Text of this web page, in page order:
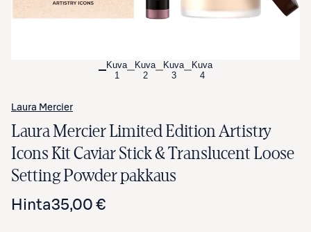
Kuva
1
Kuva
2
Kuva
3
Kuva
4
Laura Mercier
Laura Mercier Limited Edition Artistry
Icons Kit Caviar Stick & Translucent Loose
Setting Powder pakkaus
Hinta35,00 €